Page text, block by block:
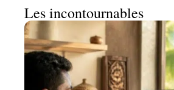
Les incontournables